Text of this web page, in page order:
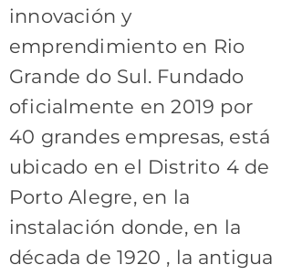
innovación y
emprendimiento en Rio
Grande do Sul. Fundado
oficialmente en 2019 por
40 grandes empresas, está
ubicado en el Distrito 4 de
Porto Alegre, en la
instalación donde, en la
década de 1920 , la antigua